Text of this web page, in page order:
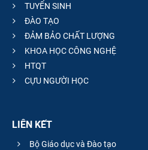
TUYỂN SINH
ĐÀO TẠO
ĐẢM BẢO CHẤT LƯỢNG
KHOA HỌC CÔNG NGHỆ
HTQT
CỰU NGƯỜI HỌC
LIÊN KẾT
Bộ Giáo dục và Đào tạo